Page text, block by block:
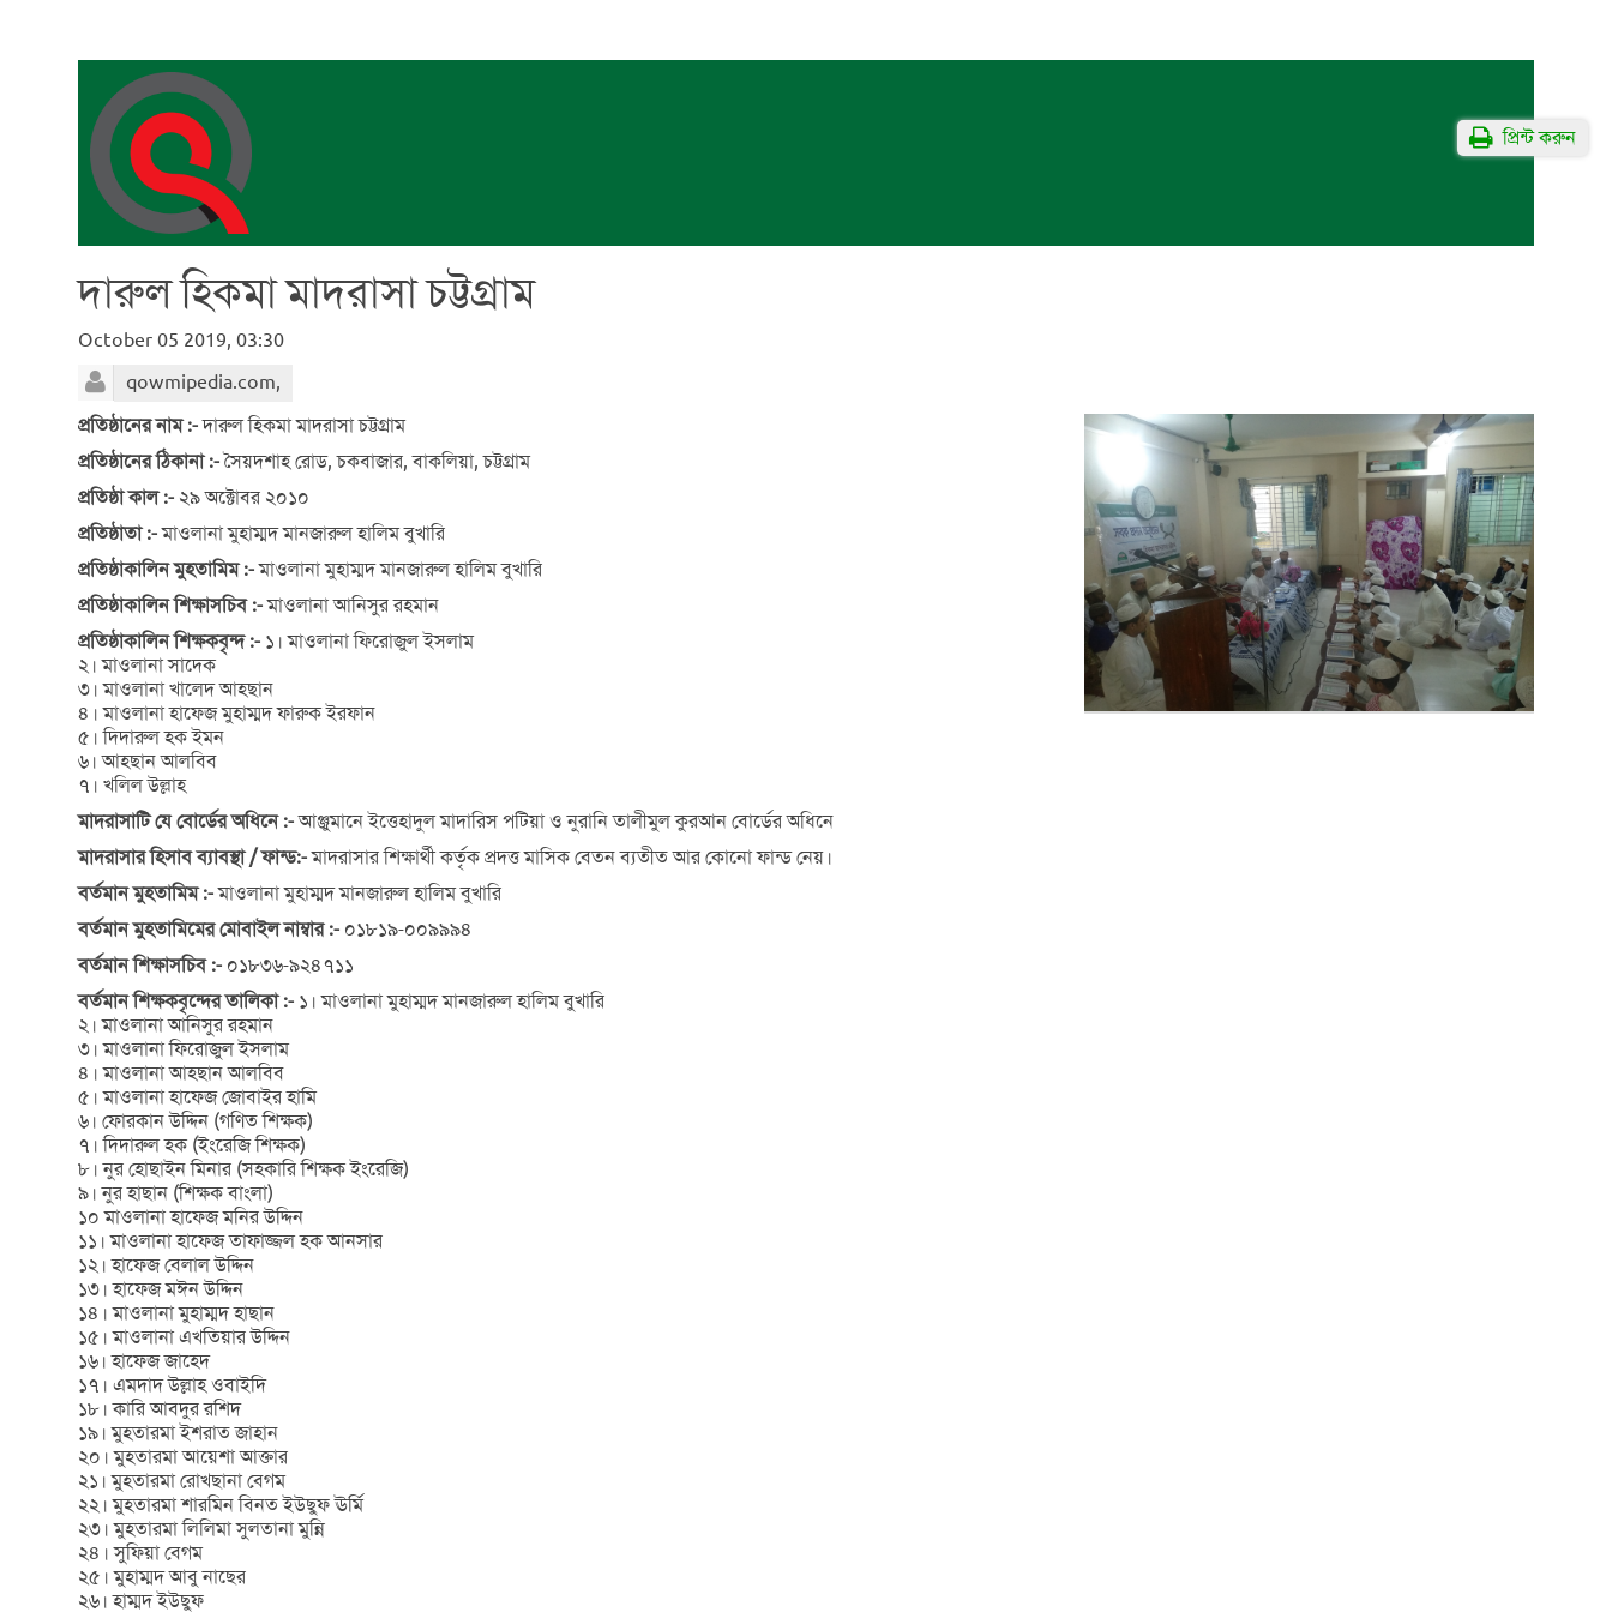
দারুল হিকমা মাদরাসা চট্টগ্রাম
October 05 2019, 03:30
qowmipedia.com,
প্রতিষ্ঠানের নাম :-দারুল হিকমা মাদরাসা চট্টগ্রাম
প্রতিষ্ঠানের ঠিকানা :-সৈয়দশাহ রোড, চকবাজার, বাকলিয়া, চট্টগ্রাম
প্রতিষ্ঠা কাল :- ২৯ অক্টোবর ২০১০
প্রতিষ্ঠাতা :-মাওলানা মুহাম্মদ মানজারুল হালিম বুখারি
প্রতিষ্ঠাকালিন মুহতামিম :-মাওলানা মুহাম্মদ মানজারুল হালিম বুখারি
প্রতিষ্ঠাকালিন শিক্ষাসচিব :-মাওলানা আনিসুর রহমান
প্রতিষ্ঠাকালিন শিক্ষকবৃন্দ :- ১। মাওলানা ফিরোজুল ইসলাম
২। মাওলানা সাদেক
৩। মাওলানা খালেদ আহছান
৪। মাওলানা হাফেজ মুহাম্মদ ফারুক ইরফান
৫। দিদারুল হক ইমন
৬। আহছান আলবিব
৭। খলিল উল্লাহ
মাদরাসাটি যে বোর্ডের অধিনে :-আঞ্জুমানে ইত্তেহাদুল মাদারিস পটিয়া ও নুরানি তালীমুল কুরআন বোর্ডের অধিনে
মাদরাসার হিসাব ব্যাবস্থা / ফান্ড:-মাদরাসার শিক্ষার্থী কর্তৃক প্রদত্ত মাসিক বেতন ব্যতীত আর কোনো ফান্ড নেয়।
বর্তমান মুহতামিম :-মাওলানা মুহাম্মদ মানজারুল হালিম বুখারি
বর্তমান মুহতামিমের মোবাইল নাম্বার :- ০১৮১৯-০০৯৯৯৪
বর্তমান শিক্ষাসচিব :- ০১৮৩৬-৯২৪৭১১
বর্তমান শিক্ষকবৃন্দের তালিকা :- ১। মাওলানা মুহাম্মদ মানজারুল হালিম বুখারি
২। মাওলানা আনিসুর রহমান
৩। মাওলানা ফিরোজুল ইসলাম
৪। মাওলানা আহছান আলবিব
৫। মাওলানা হাফেজ জোবাইর হামি
৬। ফোরকান উদ্দিন (গণিত শিক্ষক)
৭। দিদারুল হক (ইংরেজি শিক্ষক)
৮। নুর হোছাইন মিনার (সহকারি শিক্ষক ইংরেজি)
৯। নুর হাছান (শিক্ষক বাংলা)
১০ মাওলানা হাফেজ মনির উদ্দিন
১১। মাওলানা হাফেজ তাফাজ্জল হক আনসার
১২। হাফেজ বেলাল উদ্দিন
১৩। হাফেজ মঈন উদ্দিন
১৪। মাওলানা মুহাম্মদ হাছান
১৫। মাওলানা এখতিয়ার উদ্দিন
১৬। হাফেজ জাহেদ
১৭। এমদাদ উল্লাহ ওবাইদি
১৮। কারি আবদুর রশিদ
১৯। মুহতারমা ইশরাত জাহান
২০। মুহতারমা আয়েশা আক্তার
২১। মুহতারমা রোখছানা বেগম
২২। মুহতারমা শারমিন বিনত ইউছুফ ঊর্মি
২৩। মুহতারমা লিলিমা সুলতানা মুন্নি
২৪। সুফিয়া বেগম
২৫। মুহাম্মদ আবু নাছের
২৬। হাম্মদ ইউছুফ
প্রিন্ট করুন